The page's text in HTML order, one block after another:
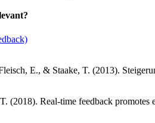
E., & Staake, T. (2013).
Real-time feedback